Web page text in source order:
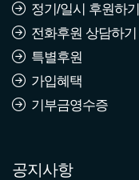
정기/일시 후원하기
전화후원 상담하기
특별후원
가입혜택
기부금영수증
공지사항